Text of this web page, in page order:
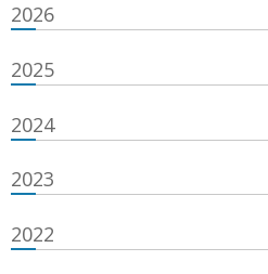
2026
2025
2024
2023
2022